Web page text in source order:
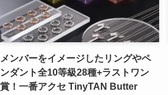
メンバーをイメージしたリングやペ
ンダント全10等級28種+ラストワン
賞！一番アクセ TinyTAN Butter